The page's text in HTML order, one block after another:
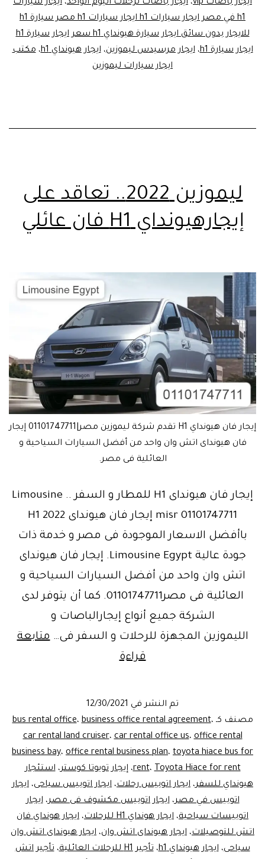
ايجار باصات vip ، ايجار باصات لرحلات اليوم الواحد، ايجار سيارات
h1 في مصر ايجار سيارات h1 ايجار سيارات h1 مصر سيارة h1
للايجار بدون سائق ايجار سيارة هيونداي h1 سعر ايجار سيارة h1
ايجار سيارة h1
،ايجار مرسيدس ليموزين،ايجار هيونداي h1 ،مكتب
ايجار سيارات ليموزين
ليموزين 2022.. تعاقد على
إيجارهيونداي H1 فان عائلي
إيجار فان هيونداي H1 تقدم شركة ليموزين مصر|01101747711 إيجار
فان هيونداى اتش وان واحد من أفضل السيارات السياحية و
العائلية فى مصر.
إيجار فان هيونداى H1 للمطار و السفر .. Limousine
misr 01101747711 إيجار فان هيونداى H1 2022
باأفضل الاسعار الموجودة فى مصر و خدمة ذات
جودة عالية Limousine Egypt. إيجار فان هيونداى
اتش وان واحد من أفضل السيارات السياحية و
العائلية فى مصر01101747711. كما أن يتوفر لدى
الشركة جميع أنواع إيجارالباصات و
الليموزين المجهزة للرحلات و السفر فى…متابعة
قراءة
تعاقد
على
إيجارهيونداي
H1
فان
عائلي
تم النشر في 12/30/2021
مصنف كـ
bus rental office،business office rental agreement،
car rental land cruiser،car rental office us،office rental
business bay، office rental business plan، toyota hiace bus for
rent،Toyota Hiace for rent ،إيجار تويوتا كوستر،استئجار
هيونداي للسفر، ايجار اتوبيس رحلات، ايجار اتوبيس سياحى، ايجار
اتوبيس في مصر،ايجار اتوبيس مكشوف فى مصر،ايجار
اتوبيسات سياحية، ايجار هونداي H1 للرحلات ، ايجار هونداي فان
اتش للتوصيلات، ايجار هيونداى اتش وان، ايجار هيونداى اتش وان
سياحى،ايجار هيونداي h1 ،تأجير H1 للرحلات العائلية ،تأجير اتش